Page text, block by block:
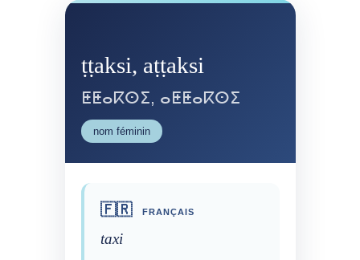
ṭṭaksi, aṭṭaksi
ⵟⵟⴰⴽⵙⵉ, ⴰⵟⵟⴰⴽⵙⵉ
nom féminin
🇫🇷 FRANÇAIS
taxi